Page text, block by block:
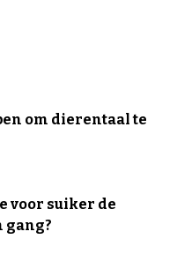
om dierentaal te
voor suiker de
gang?